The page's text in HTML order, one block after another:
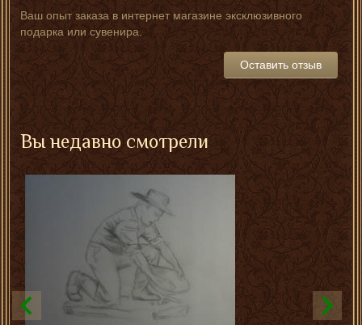
Ваш опыт заказа в интернет магазине эксклюзивного
подарка или сувенира.
Оставить отзыв
Вы недавно смотрели